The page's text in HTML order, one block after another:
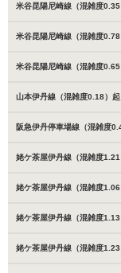
米谷昆陽尼崎線（混雑度
米谷昆陽尼崎線（混雑度
米谷昆陽尼崎線（混雑度
山本伊丹線（混雑度0.18）
阪急伊丹停車場線（混雑度
姥ケ茶屋伊丹線（混雑度
姥ケ茶屋伊丹線（混雑度
姥ケ茶屋伊丹線（混雑度
姥ケ茶屋伊丹線（混雑度